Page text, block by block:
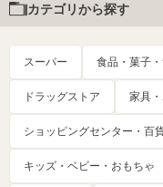
カテゴリから探す
スーパー 食品・菓子
ドラッグストア 家具
ショッピングセンター・百
キッズ・ベビー・おもちゃ